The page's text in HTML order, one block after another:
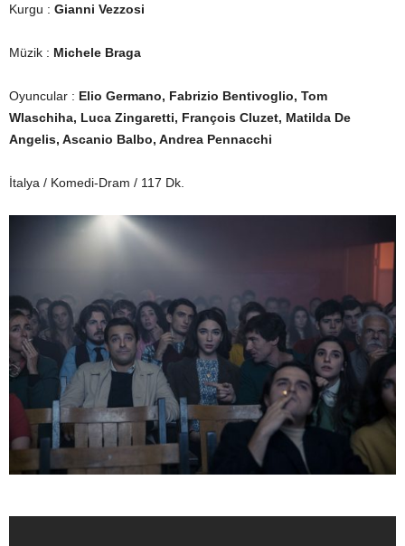
Kurgu : Gianni Vezzosi
Müzik : Michele Braga
Oyuncular : Elio Germano, Fabrizio Bentivoglio, Tom
Wlaschiha, Luca Zingaretti, François Cluzet, Matilda De
Angelis, Ascanio Balbo, Andrea Pennacchi
İtalya / Komedi-Dram / 117 Dk.